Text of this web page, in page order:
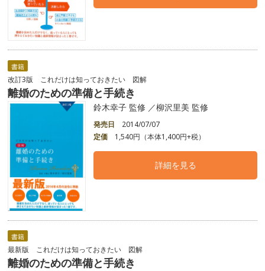
書籍
改訂3版 これだけは知っておきたい 図解
離婚のための準備と手続き
鈴木幸子 監修 ／柳沢里美 監修
発売日
2014/07/07
定価
1,540円（本体1,400円+税）
詳細を見る
書籍
最新版 これだけは知っておきたい 図解
離婚のための準備と手続き